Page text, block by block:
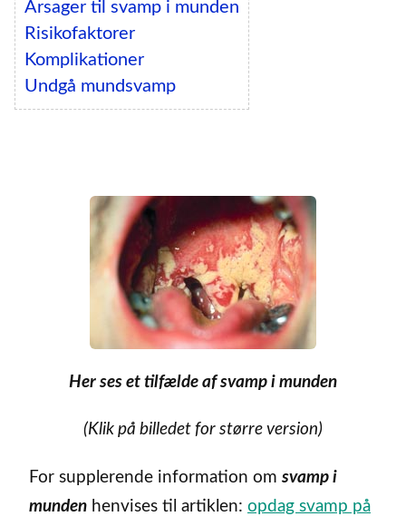
Årsager til svamp i munden
Risikofaktorer
Komplikationer
Undgå mundsvamp
Her ses et tilfælde af svamp i munden
(Klik på billedet for større version)
For supplerende information om svamp i
munden henvises til artiklen: opdag svamp på